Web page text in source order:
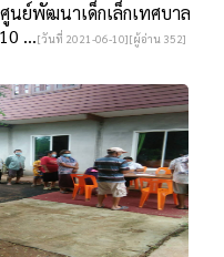
ย์พัฒนาเด็กเล็กเทศบาล
...[วันที่ 2021-06-10][ผู้อ่าน 352]